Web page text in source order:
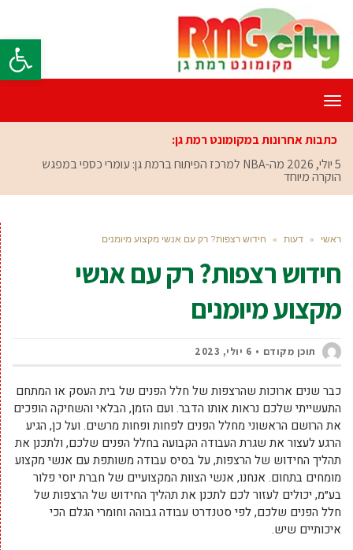
פתח
תפריט
כתבות אחרונות במקומונט רמת גן:
5 יולי, 2026
מה-NBA למרכז הפיתוח ברמת גן: עומרי כספי במפגש
הוקרה מיוחד
ראשי » דעות » חידוש רצפות? רק עם אנשי מקצוע מיומנים
חידוש רצפות? רק עם אנשי
מקצוע מיומנים
תוכן מקודם 6 יולי, 2023
כבר שנים ארוכות שהרצפות של חלל הפנים של בית העסק או המתחם
התעשייתי שלכם נראות אותו הדבר. ועם הזמן, הבלאי והשחיקה הופכים
את הרושם הראשוני מחלל הפנים לפחות ופחות מרשים. ועל כן, הגיע
הרגע לעצור את שגרת העבודה הקבועה בחלל הפנים שלכם, ולתכנן את
תהליך החידוש של הרצפות, על בסיס עבודה משותפת עם אנשי מקצוע
מומחים בתחום. אנחנו, אנשי הצוות המקצועיים של חברת יוסי פלור
בע״מ, יכולים לעזור לכם לתכנן את תהליך החידוש של הרצפות של
חלל הפנים שלכם, לפי סטנדרט עבודה גבוהה וחומרי הגלם הכי
איכותיים שיש.